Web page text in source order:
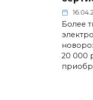
Более
20 000